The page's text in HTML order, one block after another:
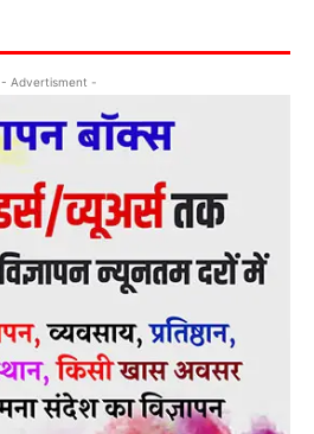
- Advertisment -